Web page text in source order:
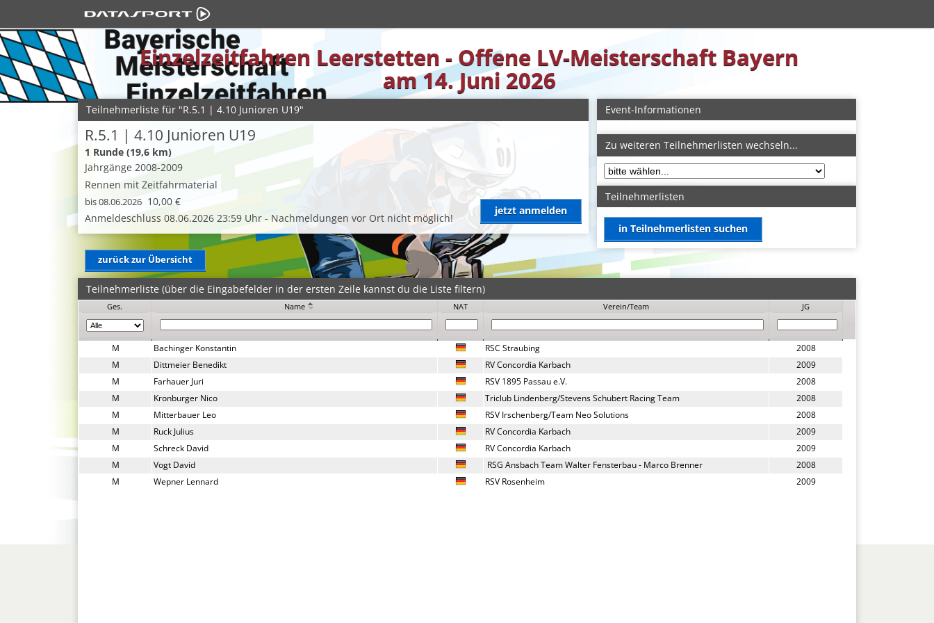
Einzelzeitfahren Leerstetten - Offene LV-Meisterschaft Bayern
am 14. Juni 2026
Teilnehmerliste für "R.5.1 | 4.10 Junioren U19"
R.5.1 | 4.10 Junioren U19
1 Runde (19,6 km)
Jahrgänge 2008-2009
Rennen mit Zeitfahrmaterial
bis 08.06.2026 10,00 €
Anmeldeschluss 08.06.2026 23:59 Uhr - Nachmeldungen vor Ort nicht möglich!
jetzt anmelden
zurück zur Übersicht
Event-Informationen
Zu weiteren Teilnehmerlisten wechseln...
Teilnehmerlisten
in Teilnehmerlisten suchen
Teilnehmerliste (über die Eingabefelder in der ersten Zeile kannst du die Liste filtern)
Ges. Name NAT Verein/Team JG
M Bachinger Konstantin RSC Straubing
2008
M
Dittmeier Benedikt RV Concordia Karbach
2009
M
Farhauer Juri RSV 1895 Passau e.V.
2008
M
Kronburger Nico Triclub Lindenberg/Stevens Schubert Racing Team
2008
M
Mitterbauer Leo RSV Irschenberg/Team Neo Solutions
2008
M
Ruck Julius RV Concordia Karbach
2009
M
Schreck David RV Concordia Karbach
2009
M
Vogt David RSG Ansbach Team Walter Fensterbau - Marco Brenner
2008
M
Wepner Lennard RSV Rosenheim 2009